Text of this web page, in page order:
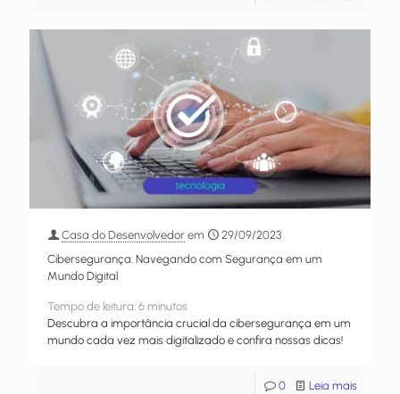
Casa do Desenvolvedor em
29/09/2023
Cibersegurança: Navegando com Segurança em um
Mundo Digital
Tempo de leitura: 6 minutos
Descubra a importância crucial da cibersegurança em um
mundo cada vez mais digitalizado e confira nossas dicas!
0 Leia mais